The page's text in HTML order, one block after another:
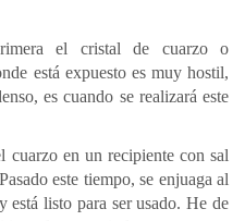
el cristal de cuarzo o
está expuesto es muy hostil,
es cuando se realizará este
cuarzo en un recipiente con sal
este tiempo, se enjuaga al
está listo para ser usado. He de